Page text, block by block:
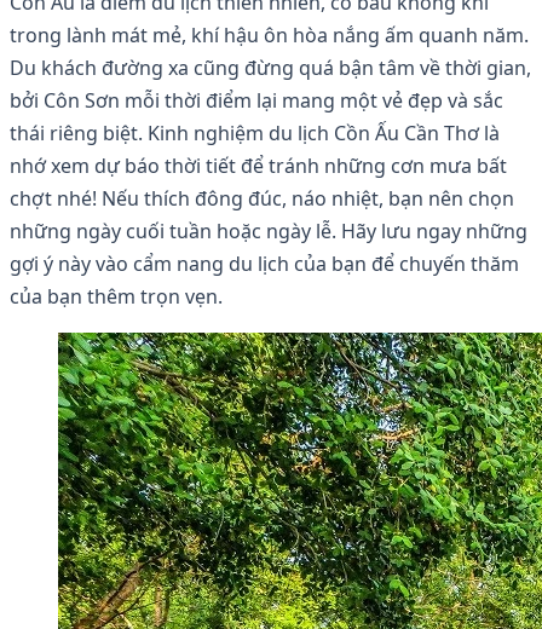
trong lành mát mẻ, khí hậu ôn hòa nắng ấm quanh năm.
Du khách đường xa cũng đừng quá bận tâm về thời gian,
bởi Côn Sơn mỗi thời điểm lại mang một vẻ đẹp và sắc
thái riêng biệt. Kinh nghiệm du lịch Cồn Ấu Cần Thơ là
nhớ xem dự báo thời tiết để tránh những cơn mưa bất
chợt nhé! Nếu thích đông đúc, náo nhiệt, bạn nên chọn
những ngày cuối tuần hoặc ngày lễ. Hãy lưu ngay những
gợi ý này vào cẩm nang du lịch của bạn để chuyến thăm
của bạn thêm trọn vẹn.